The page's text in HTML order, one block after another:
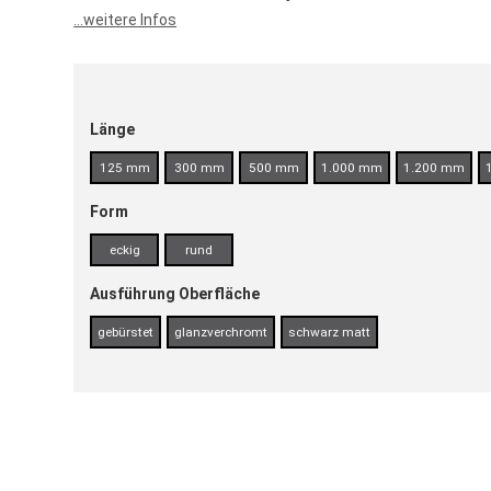
...weitere Infos
Länge
125 mm 300 mm 500 mm 1.000 mm 1.200 mm
Form
eckig rund
Ausführung Oberfläche
gebürstet glanzverchromt schwarz matt